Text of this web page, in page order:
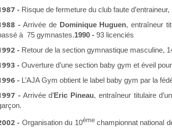
- Risque de fermeture du club faute
-Arrivée de Dominique Huguen, entraîneur
à 75 gymnastes.1990 - 93 licenciés
- Retour de la section gymnastique masculine,
- Ouverture d’une section baby gym et éveil
- L’AJA Gym obtient le label baby gym par la
-Arrivée d’Eric Pineau, entraîneur titulaire
- Organisation du 10èmechampionnat national